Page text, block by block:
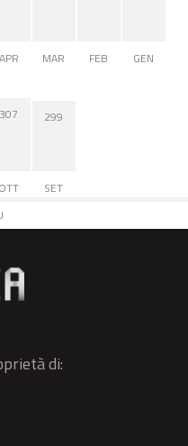
APR MAR FEB GEN
307
OTT
299
SET
di: